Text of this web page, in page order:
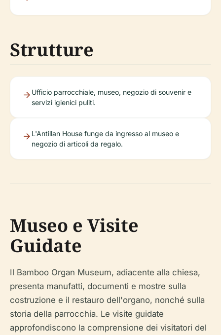
Strutture
Ufficio parrocchiale, museo, negozio di souvenir e
servizi igienici puliti.
L'Antillan House funge da ingresso al museo e
negozio di articoli da regalo.
Museo e Visite
Guidate
Il Bamboo Organ Museum, adiacente alla chiesa,
presenta manufatti, documenti e mostre sulla
costruzione e il restauro dell'organo, nonché sulla
storia della parrocchia. Le visite guidate
approfondiscono la comprensione dei visitatori del